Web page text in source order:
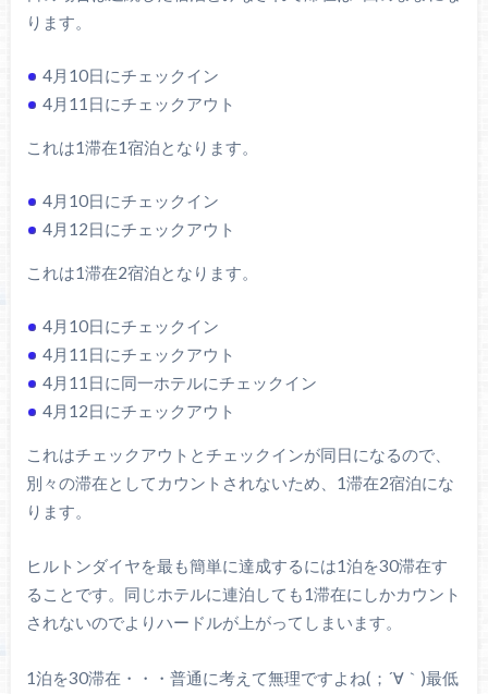
ります。
4月10日にチェックイン
4月11日にチェックアウト
これは1滞在1宿泊となります。
4月10日にチェックイン
4月12日にチェックアウト
これは1滞在2宿泊となります。
4月10日にチェックイン
4月11日にチェックアウト
4月11日に同一ホテルにチェックイン
4月12日にチェックアウト
これはチェックアウトとチェックインが同日になるので、
別々の滞在としてカウントされないため、1滞在2宿泊にな
ります。
ヒルトンダイヤを最も簡単に達成するには1泊を30滞在す
ることです。同じホテルに連泊しても1滞在にしかカウント
されないのでよりハードルが上がってしまいます。
1泊を30滞在・・・普通に考えて無理ですよね(；´∀｀)最低